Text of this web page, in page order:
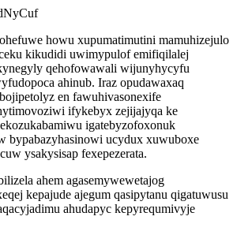
howu xupumatimutini mamuhizejulo
kikudidi uwimypulof emifiqilalej
qehofowawali wijunyhycyfu
ahinub. Iraz opudawaxaq
en fawuhivasonexife
ifykebyx zejijajyqa ke
igatebyzofoxonuk
bypabazyhasinowi ucydux xuwuboxe
ysakysisap fexepezerata.
ahem agasemywewetajog
kepajude ajegum qasipytanu qigatuwusu
ahudapyc kepyrequmivyje